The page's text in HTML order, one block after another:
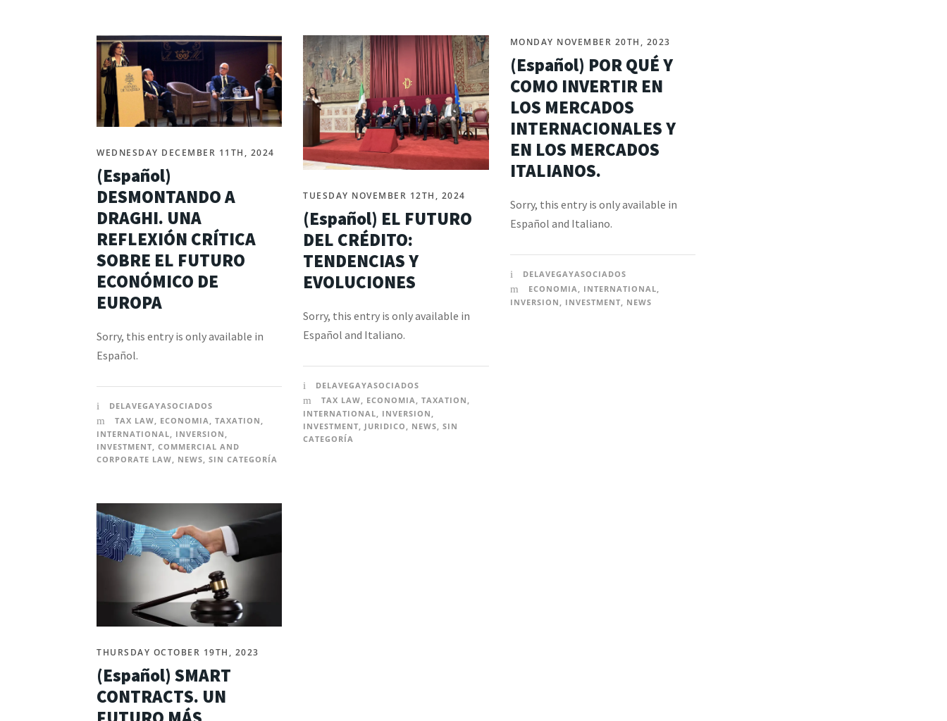
WEDNESDAY DECEMBER 11TH, 2024
(Español)
DESMONTANDO A
DRAGHI. UNA
REFLEXIÓN CRÍTICA
SOBRE EL FUTURO
ECONÓMICO DE
EUROPA
Sorry, this entry is only available in
Español.
DELAVEGAYASOCIADOS
TAX LAW
ECONOMIA TAXATION
INTERNATIONAL
INVERSION
INVESTMENT COMMERCIAL AND
CORPORATE LAW
NEWS SIN CATEGORÍA
TUESDAY NOVEMBER 12TH, 2024
(Español) EL FUTURO
DEL CRÉDITO:
TENDENCIAS Y
EVOLUCIONES
Sorry, this entry is only available in
Español and Italiano.
DELAVEGAYASOCIADOS
TAX LAW, ECONOMIA, TAXATION ,
INTERNATIONAL, INVERSION ,
INVESTMENT, JURIDICO , NEWS, SIN
CATEGORÍA
MONDAY NOVEMBER 20TH, 2023
(Español) POR QUÉ Y
COMO INVERTIR EN
LOS MERCADOS
INTERNACIONALES Y
EN LOS MERCADOS
ITALIANOS.
Sorry, this entry is only available in
Español and Italiano.
DELAVEGAYASOCIADOS
ECONOMIA, INTERNATIONAL,
INVERSION , INVESTMENT, NEWS
THURSDAY OCTOBER 19TH, 2023
(Español) SMART
CONTRACTS. UN